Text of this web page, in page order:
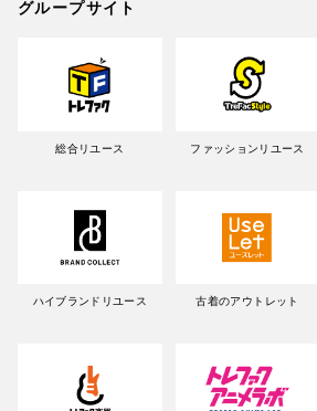
グループサイト
総合リユース ファッションリユース
ハイブランドリユース 古着のアウトレット